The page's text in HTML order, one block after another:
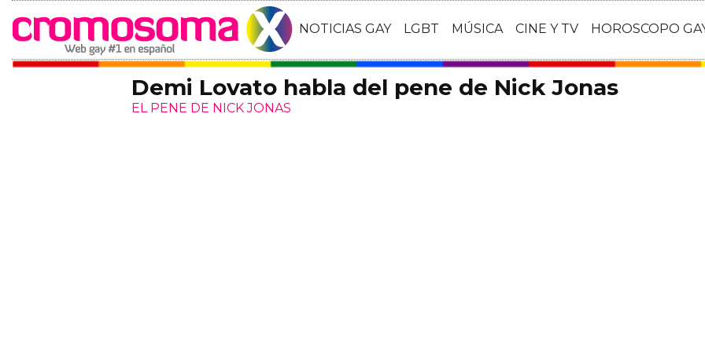
NOTICIAS GAY LGBT MÚSICA CINE Y TV HOROSCOPO
Demi Lovato habla del pene de Nick Jonas
EL PENE DE NICK JONAS